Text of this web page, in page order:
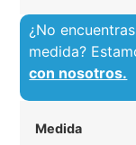
¿No
medida?
con nosotros.
Medida